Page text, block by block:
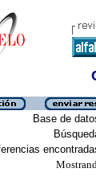
Base de